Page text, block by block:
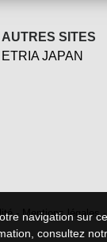
AUTRES SITES
ETRIA JAPAN
- Mentions légales-
navigation sur
consultez